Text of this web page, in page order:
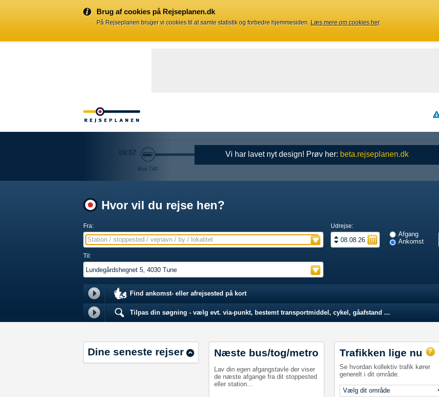
Brug af cookies på Rejseplanen.dk
På Rejseplanen bruger vi cookies til at samle statistik og forbedre hjemmesiden. Læs mere om cookies her.
Vi har lavet nyt design! Prøv her: beta.rejseplanen.dk
Hvor vil du rejse hen?
Fra:
Station / stoppested / vejnavn / by / lokalitet
Udrejse:
Afgang
Ankomst
Til:
Find ankomst- eller afrejsested på kort
Tilpas din søgning - vælg evt. via-punkt, bestemt transportmiddel, cykel, gåafstand ...
Dine seneste rejser Næste bus/tog/metro
Lav din egen afgangstavle der viser
de næste afgange fra dit stoppested
eller station...
Trafikken lige nu
Se hvordan kollektiv trafik kører
generelt i dit område.